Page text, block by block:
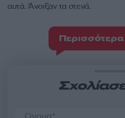
αυτά. Άνοιξαν τα στενά.